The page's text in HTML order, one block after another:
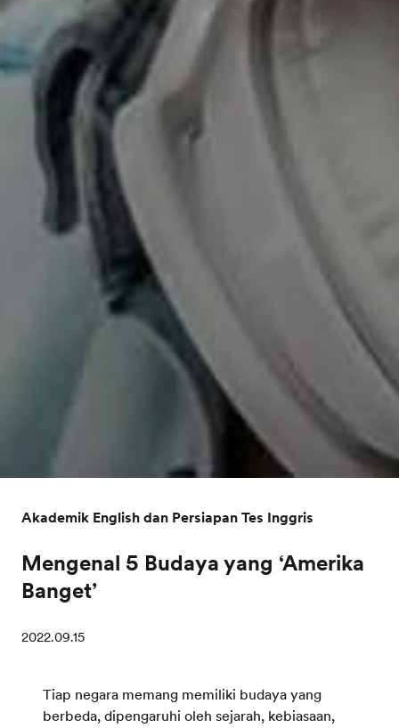
Akademik English dan Persiapan Tes Inggris
Mengenal 5 Budaya yang ‘Amerika
Banget’
2022.09.15
Tiap negara memang memiliki budaya yang
berbeda, dipengaruhi oleh sejarah, kebiasaan,